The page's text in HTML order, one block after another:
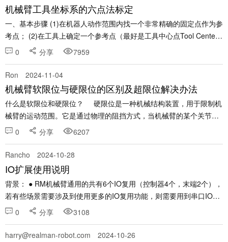
机械臂工具坐标系的六点法标定
一、基本步骤 (1)在机器人动作范围内找一个非常精确的固定点作为参
考点； (2)在工具上确定一个参考点（最好是工具中心点Tool Center
Point, TCP）; (3)手动操纵机器人的方法移动TCP，以四种不同的工具
0 分享 7959
Ron 2024-11-04
机械臂软限位与硬限位的区别及超限位解决办法
什么是软限位和硬限位？ 硬限位是一种机械结构装置，用于限制机
械臂的运动范围。它是通过物理的阻挡方式，当机械臂的某个关节或
末端执行器运动到极限位置时，机械部件（如限位块、挡销等）之间
0 分享 6207
Rancho 2024-10-28
IO扩展使用说明
背景： ● RM机械臂通用的共有6个IO复用（控制器4个，末端2个），
若有些场景需要涉及到使用更多的IO复用功能，则需要用到串口IO控
制器； ● 例如：生态合作伙伴软体机器人茶艺场景需要用到4个输
0 分享 3108
harry@realman-robot.com 2024-10-26